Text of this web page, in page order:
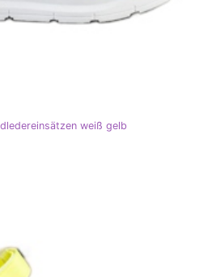
weiß gelb